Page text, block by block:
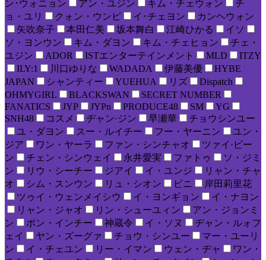
ン･ウォニョン
アン・ユジン キム・チェウォン
チ
ョ・ユリ
クォン・ウンビ イ･チェヨン
カンヘウォン
矢吹奈子
本田仁美 坂本舞白 江崎ひかる
イソ
ソ・ヨンウン
キム・ダヨン キム・チェヒョン
チェ・
ユジン
ADOR ISTエンターテインメント MLD
ITZY
ILY:1
川口ゆりな WADADA 伊藤美優
HYBE
JAPAN
シャンティー YUEHUA リズ
Dispatch
OHMYGIRL
BLACKSWAN
SECRET NUMBER
FANATICS
JYP JYPn PRODUCE48 SM
YG
SNH48
コスメ ヂャン·ジン 早瀬華
チョウシンユー
ユ・ダヨン
スー・ルイチー フー・ヤーニン
ユン・
ジア
ワン・ヤーラ ファン・シンチャオ
ツァイ·ビー
ン
チェン・シンウェイ 永井愛実 ファトゥ
ソ・ジミ
ン
リウ・シーチー ジアイ イ・ユンジ
リャン・チャ
オ
シム・スンウン リュ・シオン ビニ
岸田莉里花
ツゥイ・ウェンメイシウ
イ・ヨンギョン
イ・ナヨン
リャン・ジャオ
リン・シューユィン
アン・ジョンミ
ン
ポン・インチー 神蔵令 イ・ソヌ
ヂャン・ルォフ
ェイ
ヤン・ズーグァ チョウ・シンユー
マー・ユーリ
ン
イ・チェユン リー・イマン ウェン・ヂャ
ワン・